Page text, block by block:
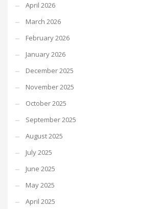
April 2026
March 2026
February 2026
January 2026
December 2025
November 2025
October 2025
September 2025
August 2025
July 2025
June 2025
May 2025
April 2025